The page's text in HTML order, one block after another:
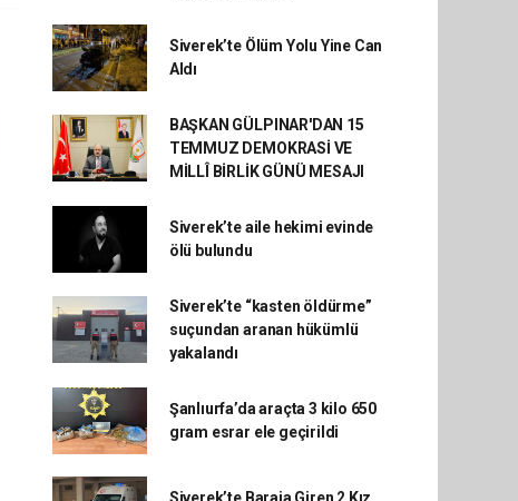
Siverek’te Ölüm Yolu Yine Can
Aldı
BAŞKAN GÜLPINAR'DAN 15
TEMMUZ DEMOKRASİ VE
MİLLÎ BİRLİK GÜNÜ MESAJI
Siverek’te aile hekimi evinde
ölü bulundu
Siverek’te “kasten öldürme”
suçundan aranan hükümlü
yakalandı
Şanlıurfa’da araçta 3 kilo 650
gram esrar ele geçirildi
Siverek’te Baraja Giren 2 Kız